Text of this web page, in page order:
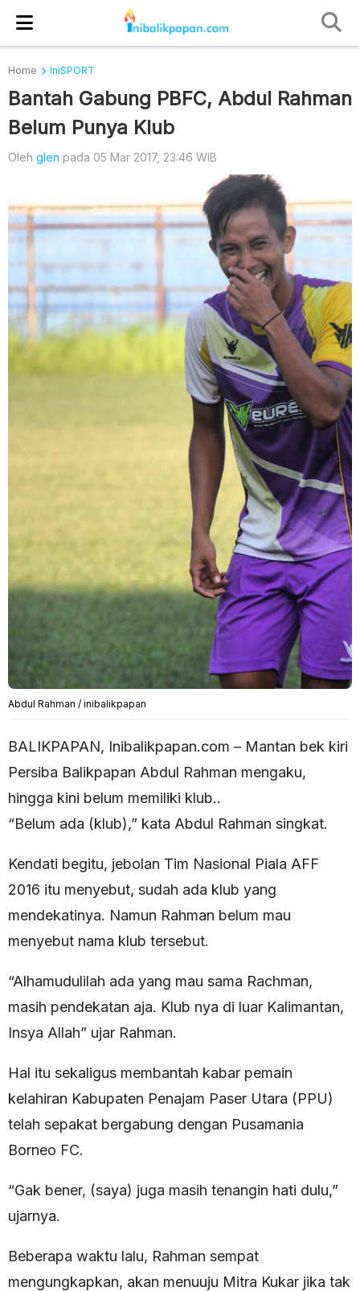
Home IniSPORT
Bantah Gabung PBFC, Abdul Rahman
Belum Punya Klub
Oleh glen pada 05 Mar 2017, 23:46 WIB
Abdul Rahman / inibalikpapan
BALIKPAPAN, Inibalikpapan.com – Mantan bek kiri
Persiba Balikpapan Abdul Rahman mengaku,
hingga kini belum memiliki klub..
“Belum ada (klub),” kata Abdul Rahman singkat.
Kendati begitu, jebolan Tim Nasional Piala AFF
2016 itu menyebut, sudah ada klub yang
mendekatinya. Namun Rahman belum mau
menyebut nama klub tersebut.
“Alhamudulilah ada yang mau sama Rachman,
masih pendekatan aja. Klub nya di luar Kalimantan,
Insya Allah” ujar Rahman.
Hal itu sekaligus membantah kabar pemain
kelahiran Kabupaten Penajam Paser Utara (PPU)
telah sepakat bergabung dengan Pusamania
Borneo FC.
“Gak bener, (saya) juga masih tenangin hati dulu,”
ujarnya.
Beberapa waktu lalu, Rahman sempat
mengungkapkan, akan menuuju Mitra Kukar jika tak